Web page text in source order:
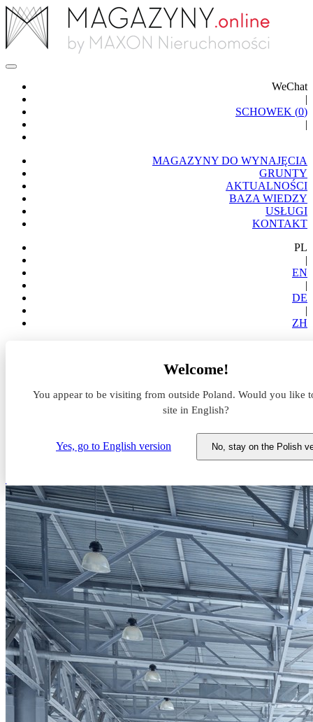
WeChat
|
SCHOWEK (0)
|
MAGAZYNY DO WYNAJĘCIA
GRUNTY
AKTUALNOŚCI
BAZA WIEDZY
USŁUGI
KONTAKT
PL
|
EN
|
DE
|
ZH
Welcome!
You appear to be visiting from outside Poland. Would you like
site in English?
Yes, go to English version No, stay on the Polish
CCC z większym centrum dystrybucyjnym
CCC z większym centrum